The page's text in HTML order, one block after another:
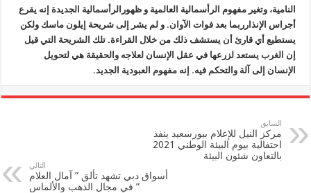
النامية، وتغير مفهوم الرأسمالية العالمية و ظهورالرأسمالية الجديدة إنه يقرع
أجراس الإنذارربما بعد فوات الآوان. و لم يشر إلى شريحة إيلون ماسك ولكن
يستطيع أي قارئ أن يستشف ذلك من خلال القراءة. تلك الشريحة التي قيل
إن الغرب يستعد لزرعها في عقل الإنسان لعلاجه والحقيقة هي لتحويل
الإنسان إلى آلة والتحكم فيه. إنه مفهوم العبودية الجديد.
السابق
مركز النيل للإعلام ببورسعيد ينفذ
احتفالية بيوم البيئة الوطني 2021
بالتعاون شئون البيئة
التالي
أسواق دبي تشهد تألق ” آمال العلام
” في مجال الذهب والألماس